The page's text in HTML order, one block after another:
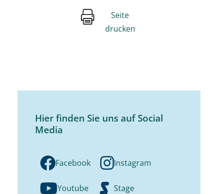
Seite
drucken
Hier finden Sie uns auf Social
Media
Facebook Instagram
Youtube Stage